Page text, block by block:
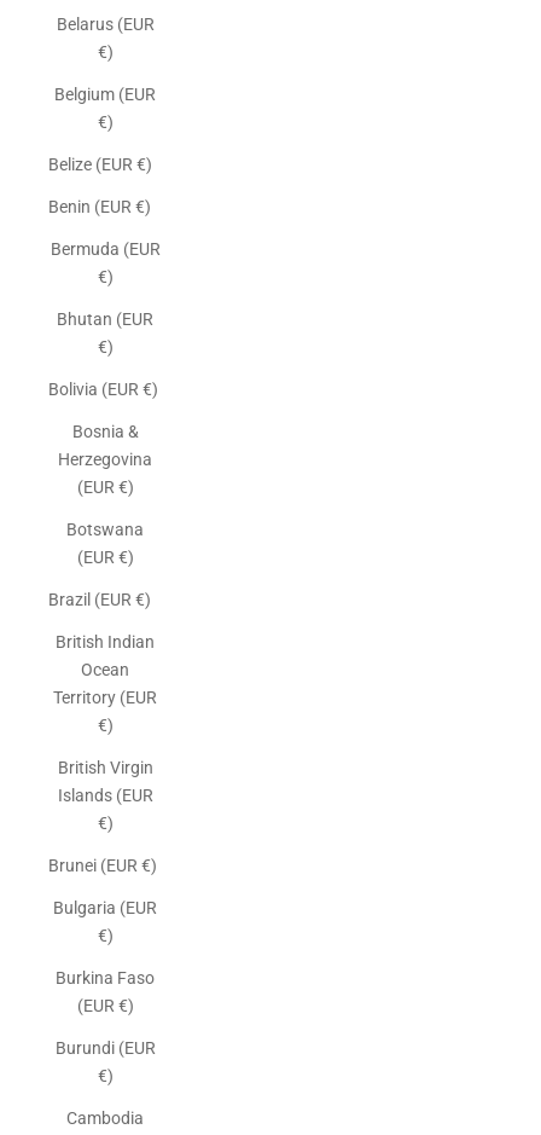
Belarus (EUR
€)
Belgium (EUR
€)
Belize (EUR €)
Benin (EUR €)
Bermuda (EUR
€)
Bhutan (EUR
€)
Bolivia (EUR €)
Bosnia &
Herzegovina
(EUR €)
Botswana
(EUR €)
Brazil (EUR €)
British Indian
Ocean
Territory (EUR
€)
British Virgin
Islands (EUR
€)
Brunei (EUR €)
Bulgaria (EUR
€)
Burkina Faso
(EUR €)
Burundi (EUR
€)
Cambodia